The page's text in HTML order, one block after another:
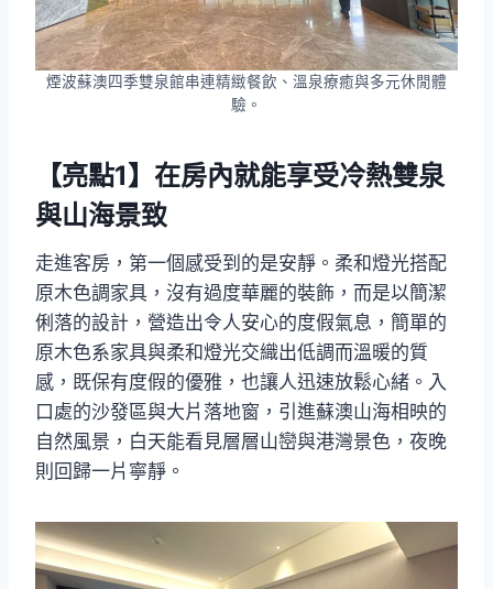
煙波蘇澳四季雙泉館串連精緻餐飲、溫泉療癒與多元休閒體
驗。
【亮點1】在房內就能享受冷熱雙泉
與山海景致
走進客房，第一個感受到的是安靜。柔和燈光搭配
原木色調家具，沒有過度華麗的裝飾，而是以簡潔
俐落的設計，營造出令人安心的度假氣息，簡單的
原木色系家具與柔和燈光交織出低調而溫暖的質
感，既保有度假的優雅，也讓人迅速放鬆心緒。入
口處的沙發區與大片落地窗，引進蘇澳山海相映的
自然風景，白天能看見層層山巒與港灣景色，夜晚
則回歸一片寧靜。